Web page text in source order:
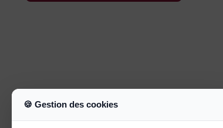
🍪 Gestion des cookies